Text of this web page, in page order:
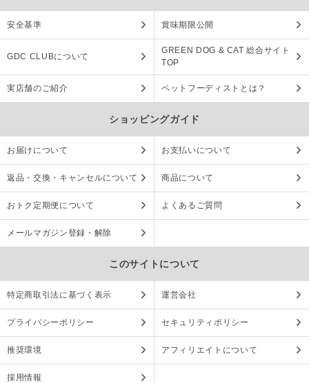
安全基準 賞味期限公開
GDC CLUBについて
GREEN DOG & CAT 総合サイト
TOP
実店舗のご紹介 ペットフーディストとは？
ショッピングガイド
お届けについて お支払いについて
返品・交換・キャンセルについて 商品について
おトク定期便について よくあるご質問
メールマガジン登録・解除
このサイトについて
特定商取引法に基づく表示 運営会社
プライバシーポリシー セキュリティポリシー
推奨環境 アフィリエイトについて
採用情報